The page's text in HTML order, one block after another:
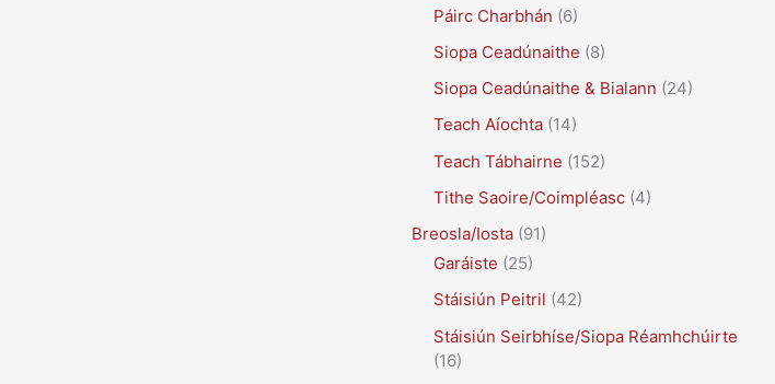
Páirc Charbhán (6)
Siopa Ceadúnaithe (8)
Siopa Ceadúnaithe & Bialann (24)
Teach Aíochta (14)
Teach Tábhairne (152)
Tithe Saoire/Coimpléasc (4)
Breosla/Iosta (91)
Garáiste (25)
Stáisiún Peitril (42)
Stáisiún Seirbhíse/Siopa Réamhchúirte
(16)